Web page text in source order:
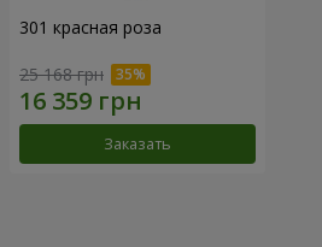
301 красная роза
25 168 грн
Заказать